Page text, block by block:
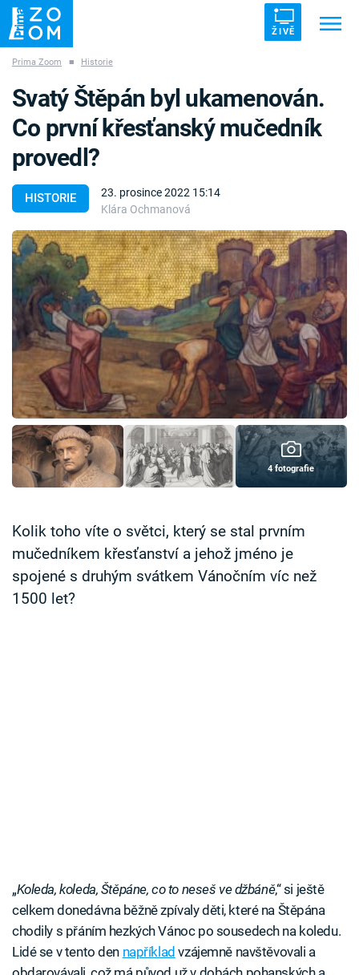
ŽIVĚ
ZÁHADY VETŘELCI DÁVNOVĚKU
Témata
Témata
Pořady
TV Program
Časopis
Sledujte prima+
Přihlášení
Sledujte nás
Prima Zoom ■ Historie
HISTORIE
23. prosince 2022 15:14
Klára Ochmanová
Svatý Štěpán byl ukamenován.
Co první křesťanský mučedník
provedl?
4 fotografie
Kolik toho víte o světci, který se stal prvním
mučedníkem křesťanství a jehož jméno je
spojené s druhým svátkem Vánočním víc než
1500 let?
„Koleda, koleda, Štěpáne, co to neseš ve džbáně,“ si ještě
celkem donedávna běžně zpívaly děti, které na Štěpána
chodily s přáním hezkých Vánoc po sousedech na koledu.
Lidé se v tento den například vzájemně navštěvovali a